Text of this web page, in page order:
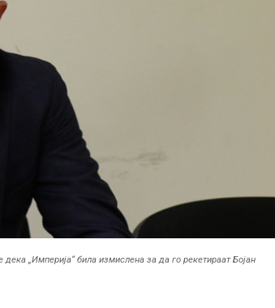
„Империја“ била измислена за да го рекетираат Бојан